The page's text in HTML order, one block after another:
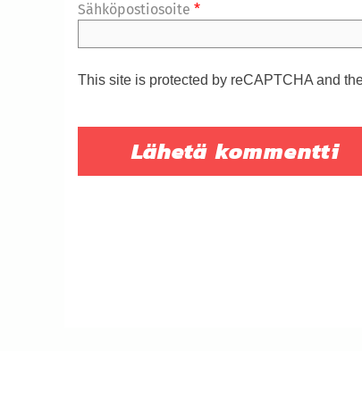
Sähköpostiosoite *
This site is protected by reCAPTCHA and